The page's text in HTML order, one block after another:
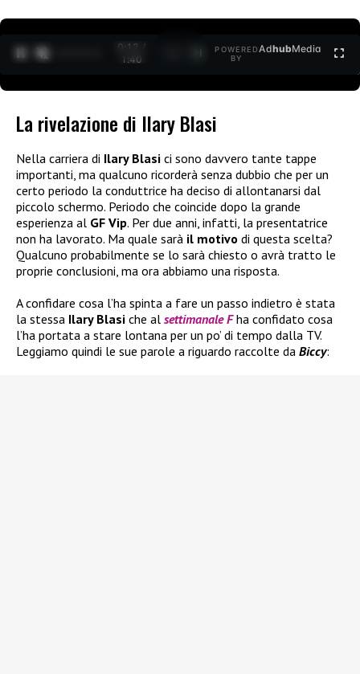
0:12 /
1:40
POWERED
BY
AdhubMedia
La rivelazione di Ilary Blasi
Nella carriera di Ilary Blasi ci sono davvero tante tappe
importanti, ma qualcuno ricorderà senza dubbio che per un
certo periodo la conduttrice ha deciso di allontanarsi dal
piccolo schermo. Periodo che coincide dopo la grande
esperienza al GF Vip. Per due anni, infatti, la presentatrice
non ha lavorato. Ma quale sarà il motivo di questa scelta?
Qualcuno probabilmente se lo sarà chiesto o avrà tratto le
proprie conclusioni, ma ora abbiamo una risposta.
A confidare cosa l’ha spinta a fare un passo indietro è stata
la stessa Ilary Blasi che al settimanaleF ha confidato cosa
l’ha portata a stare lontana per un po’ di tempo dalla TV.
Leggiamo quindi le sue parole a riguardo raccolte da Biccy: